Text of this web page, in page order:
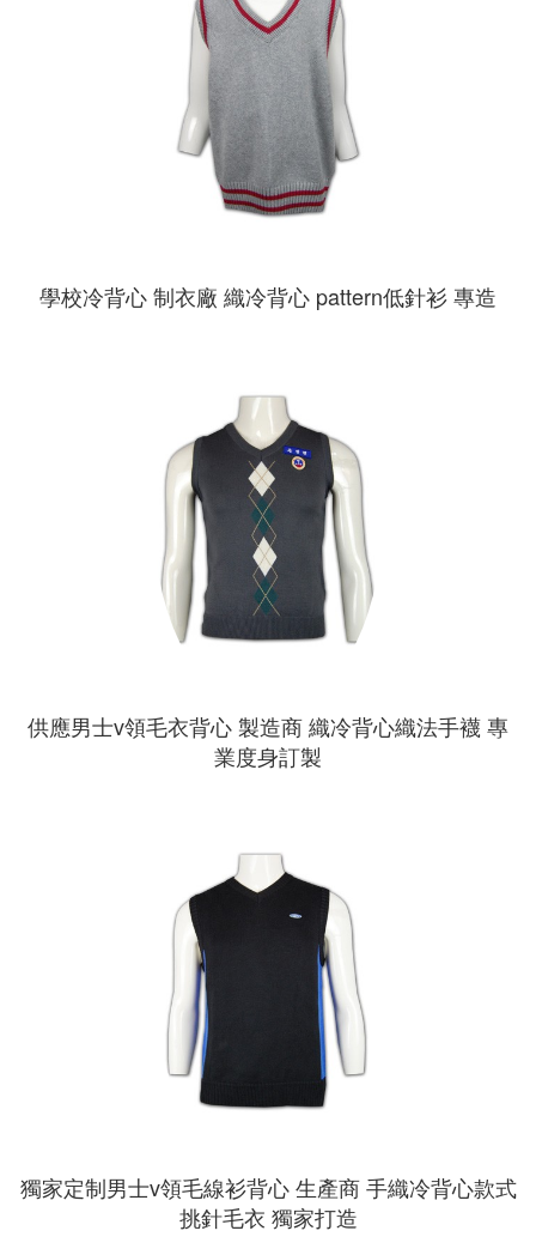
學校冷背心 制衣廠 織冷背心 pattern低針衫 專造
供應男士v領毛衣背心 製造商 織冷背心織法手襪 專
業度身訂製
獨家定制男士v領毛線衫背心 生產商 手織冷背心款式
挑針毛衣 獨家打造